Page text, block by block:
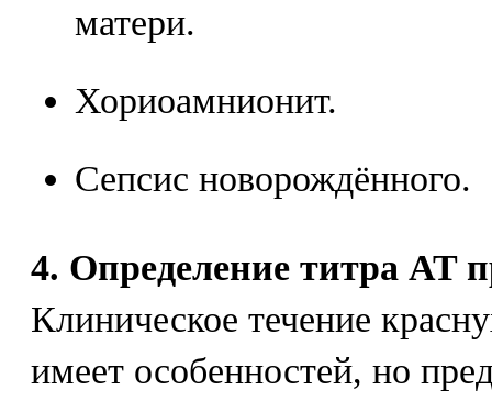
матери.
Хориоамнионит.
Сепсис новорождённого.
4. Определение титра AT
Клиническое течение
имеет особенностей, но